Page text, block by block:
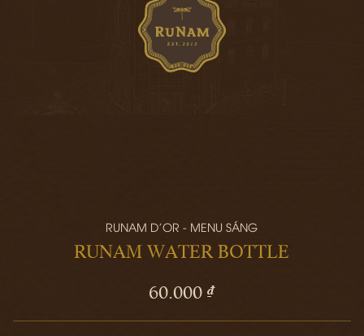
RUNAM D'OR - MENU SÁNG
RUNAM WATER BOTTLE
60.000 ₫